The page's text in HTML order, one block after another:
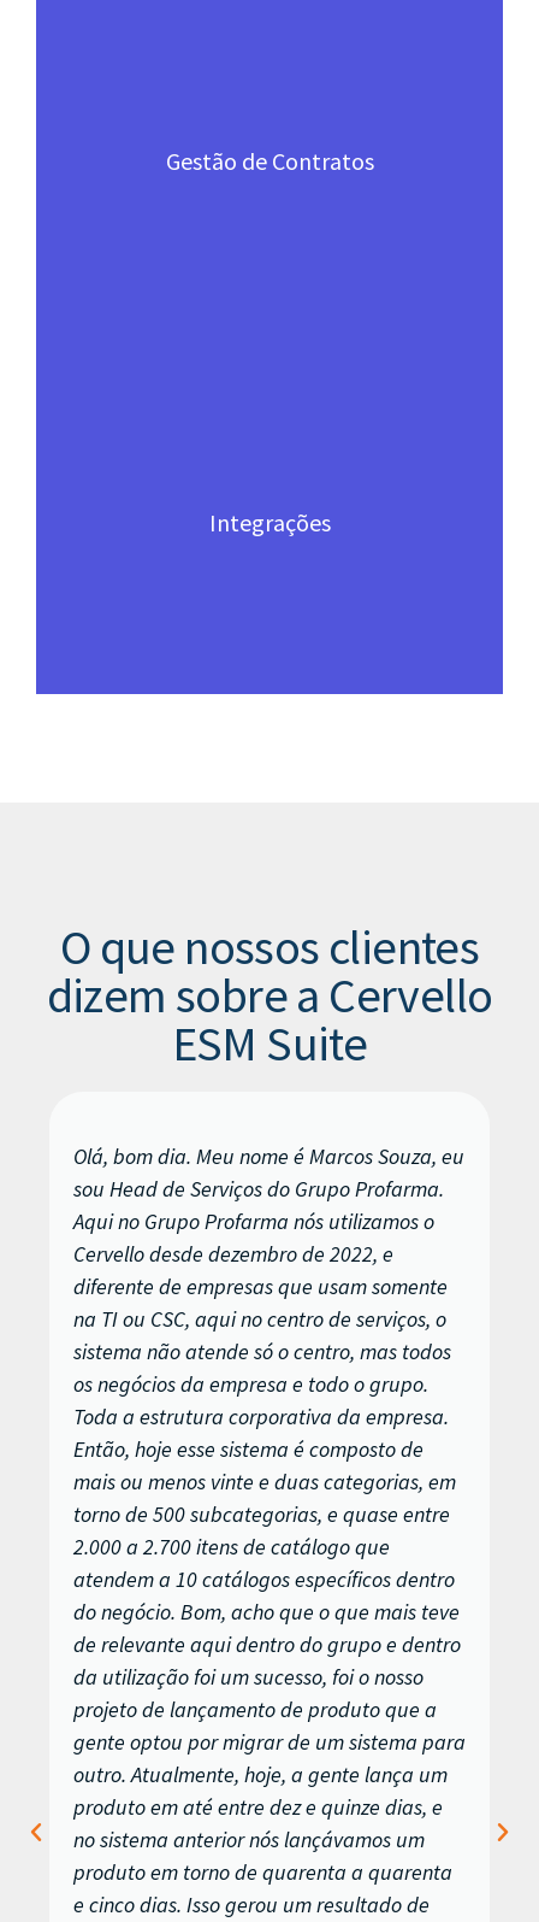
Gestão de Contratos
Integrações
O que nossos clientes
dizem sobre a Cervello
ESM Suite
Olá, bom dia. Meu nome é Marcos Souza, eu
sou Head de Serviços do Grupo Profarma.
Aqui no Grupo Profarma nós utilizamos o
Cervello desde dezembro de 2022, e
diferente de empresas que usam somente
na TI ou CSC, aqui no centro de serviços, o
sistema não atende só o centro, mas todos
os negócios da empresa e todo o grupo.
Toda a estrutura corporativa da empresa.
Então, hoje esse sistema é composto de
mais ou menos vinte e duas categorias, em
torno de 500 subcategorias, e quase entre
2.000 a 2.700 itens de catálogo que
atendem a 10 catálogos específicos dentro
do negócio. Bom, acho que o que mais teve
de relevante aqui dentro do grupo e dentro
da utilização foi um sucesso, foi o nosso
projeto de lançamento de produto que a
gente optou por migrar de um sistema para
outro. Atualmente, hoje, a gente lança um
produto em até entre dez e quinze dias, e
no sistema anterior nós lançávamos um
produto em torno de quarenta a quarenta
e cinco dias. Isso gerou um resultado de